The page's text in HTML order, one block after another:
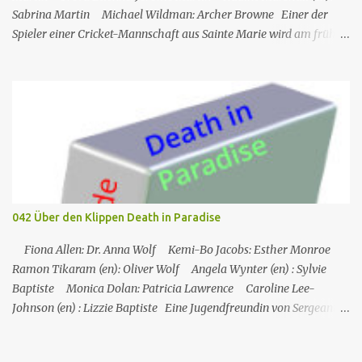
Sabrina Martin Michael Wildman: Archer Browne Einer der
Spieler einer Cricket-Mannschaft aus Sainte Marie wird am frühen
seinen Sohn in ein Krankenhaus in den USA schicken zu können,
und er hatte den Sieg mit einigen Teammitgliedern die ganze
Nacht lang gefeiert. In der Zwischenzeit muss Martha nach
England zurückkehren, was Humphrey sehr bedauert. Die
Mitglieder des Cricketclubs feiern den Sieg eines Spiels, ein
Mitglied des Clubs, Jerome, geht Bier holen und wird dann von
seinem Freund Gus tot vor dem Club aufgefunden. Humhrey und
seine Kollegen versuchen, den Fall zu lösen: Gus, Archer und auch
Sabrina und Torey (die Frau bzw. der Sohn des Op...
042 Über den Klippen Death in Paradise
Fiona Allen: Dr. Anna Wolf Kemi-Bo Jacobs: Esther Monroe
Ramon Tikaram (en): Oliver Wolf Angela Wynter (en) : Sylvie
Baptiste Monica Dolan: Patricia Lawrence Caroline Lee-
Johnson (en) : Lizzie Baptiste Eine Jugendfreundin von Sergeant